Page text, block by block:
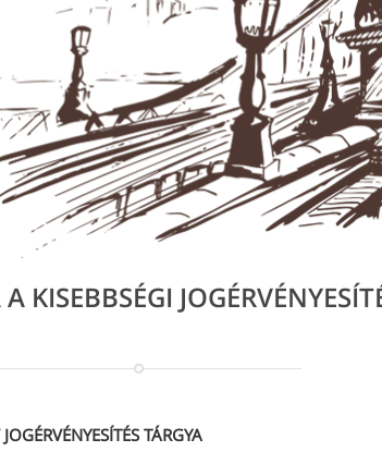
KISEBBSÉGI
TÁRGYA